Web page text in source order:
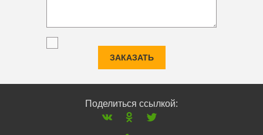
ЗАКАЗАТЬ
Поделиться ссылкой: